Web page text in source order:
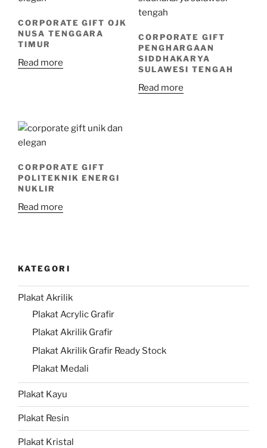
CORPORATE GIFT OJK
NUSA TENGGARA
TIMUR
Read more
CORPORATE GIFT
PENGHARGAAN
SIDDHAKARYA
SULAWESI TENGAH
Read more
CORPORATE GIFT
POLITEKNIK ENERGI
NUKLIR
Read more
KATEGORI
Plakat Akrilik
Plakat Acrylic Grafir
Plakat Akrilik Grafir
Plakat Akrilik Grafir Ready Stock
Plakat Medali
Plakat Kayu
Plakat Resin
Plakat Kristal